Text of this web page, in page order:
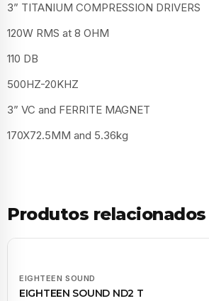
3” TITANIUM COMPRESSION DRIVERS
120W RMS at 8 OHM
110 DB
500HZ-20KHZ
3” VC and FERRITE MAGNET
170X72.5MM and 5.36kg
Produtos relacionados
EIGHTEEN SOUND
EIGHTEEN SOUND ND2 T